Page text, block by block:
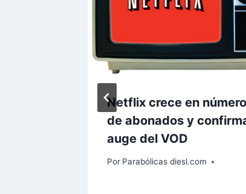
Netflix crece en número
de abonados y
auge del VOD
Por Parabólicas diesl.com